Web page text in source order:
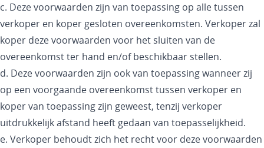
c. Deze voorwaarden zijn van toepassing op alle tussen
verkoper en koper gesloten overeenkomsten. Verkoper zal
koper deze voorwaarden voor het sluiten van de
overeenkomst ter hand en/of beschikbaar stellen.
d. Deze voorwaarden zijn ook van toepassing wanneer zij
op een voorgaande overeenkomst tussen verkoper en
koper van toepassing zijn geweest, tenzij verkoper
uitdrukkelijk afstand heeft gedaan van toepasselijkheid.
e. Verkoper behoudt zich het recht voor deze voorwaarden